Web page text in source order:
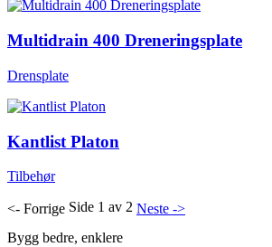
Multidrain 400 Dreneringsplate
Drensplate
Kantlist Platon
Tilbehør
<- Forrige Side 1 av 2 Neste ->
Bygg bedre, enklere